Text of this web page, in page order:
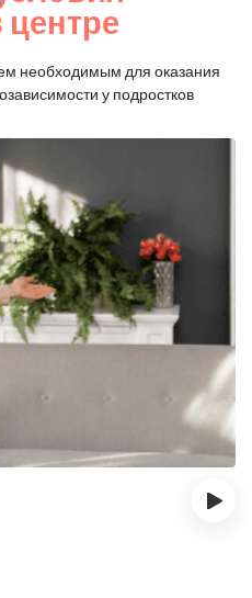
необходимым для оказания
у подростков
›